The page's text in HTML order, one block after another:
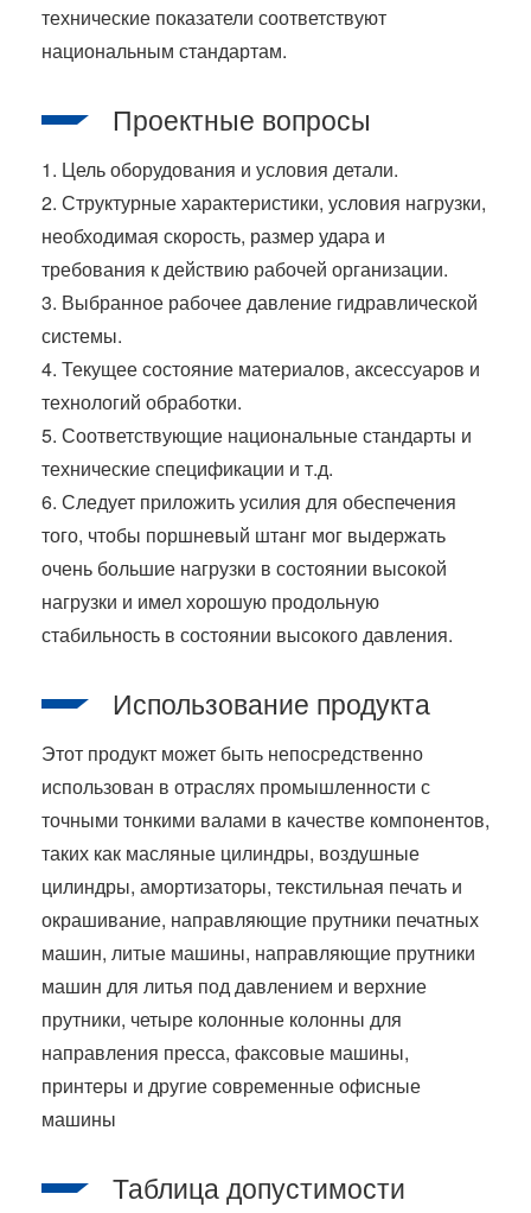
технические показатели соответствуют
национальным стандартам.
Проектные вопросы
1. Цель оборудования и условия детали.
2. Структурные характеристики, условия нагрузки,
необходимая скорость, размер удара и
требования к действию рабочей организации.
3. Выбранное рабочее давление гидравлической
системы.
4. Текущее состояние материалов, аксессуаров и
технологий обработки.
5. Соответствующие национальные стандарты и
технические спецификации и т.д.
6. Следует приложить усилия для обеспечения
того, чтобы поршневый штанг мог выдержать
очень большие нагрузки в состоянии высокой
нагрузки и имел хорошую продольную
стабильность в состоянии высокого давления.
Использование продукта
Этот продукт может быть непосредственно
использован в отраслях промышленности с
точными тонкими валами в качестве компонентов,
таких как масляные цилиндры, воздушные
цилиндры, амортизаторы, текстильная печать и
окрашивание, направляющие прутники печатных
машин, литые машины, направляющие прутники
машин для литья под давлением и верхние
прутники, четыре колонные колонны для
направления пресса, факсовые машины,
принтеры и другие современные офисные
машины
Таблица допустимости